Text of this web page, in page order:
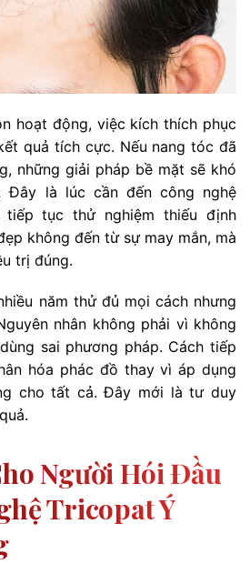
hoạt động, việc kích thích phục
quả tích cực. Nếu nang tóc đã
những giải pháp bề mặt sẽ khó
là lúc cần đến công nghệ
tiếp tục thử nghiệm thiếu định
không đến từ sự may mắn, mà
trị đúng.
năm thử đủ mọi cách nhưng
nhân không phải vì không
sai phương pháp. Cách tiếp
hóa phác đồ thay vì áp dụng
cho tất cả. Đây mới là tư duy
Người Hói Đầu
Tricopat Ý